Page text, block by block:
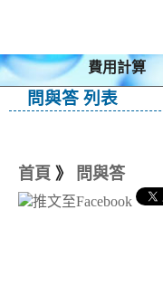
費用計算
問與答 列表
首頁 》 問與答